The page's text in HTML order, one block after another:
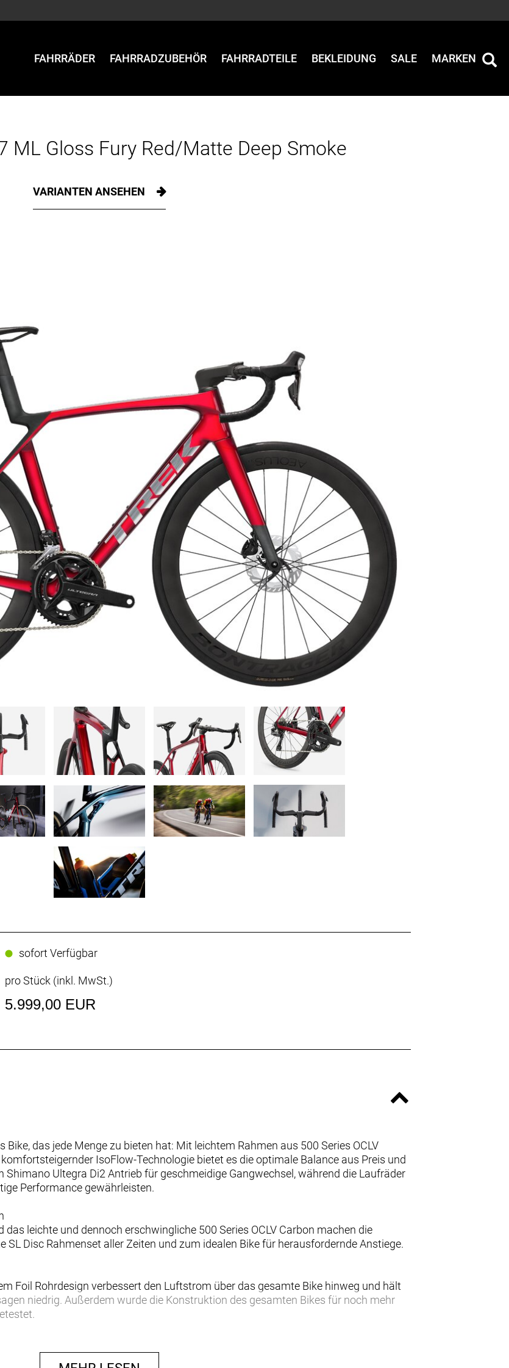
FAHRRÄDER FAHRRADZUBEHÖR FAHRRADTEILE BEKLEIDUNG SALE MARKEN
ML Gloss Fury Red/Matte Deep Smoke
VARIANTEN ANSEHEN
sofort Verfügbar
pro Stück (inkl. MwSt.)
5.999,00 EUR
Bike, das jede Menge zu bieten hat: Mit leichtem Rahmen aus 500 Series OCLV
IsoFlow-Technologie bietet es die optimale Balance aus Preis und
Ultegra Di2 Antrieb für geschmeidige Gangwechsel, während die Laufräder
Performance gewährleisten.
das leichte und dennoch erschwingliche 500 Series OCLV Carbon machen die
SL Disc Rahmenset aller Zeiten und zum idealen Bike für herausfordernde Anstiege.
Foil Rohrdesign verbessert den Luftstrom über das gesamte Bike hinweg und hält
niedrig. Außerdem wurde die Konstruktion des gesamten Bikes für noch mehr
kannst, ist unsere überarbeitete rennfokussierte Komforttechnologie jetzt leichter